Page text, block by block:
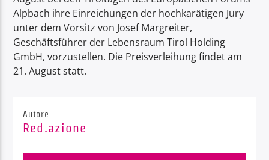
Alpbach ihre Einreichungen der hochkarätigen Jury
unter dem Vorsitz von Josef Margreiter,
Geschäftsführer der Lebensraum Tirol Holding
GmbH, vorzustellen. Die Preisverleihung findet am
21. August statt.
Autore
Red.azione